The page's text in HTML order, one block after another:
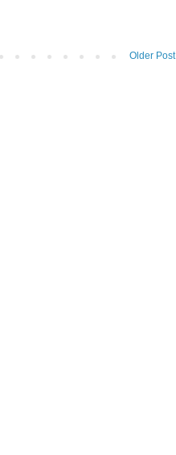
Older Post